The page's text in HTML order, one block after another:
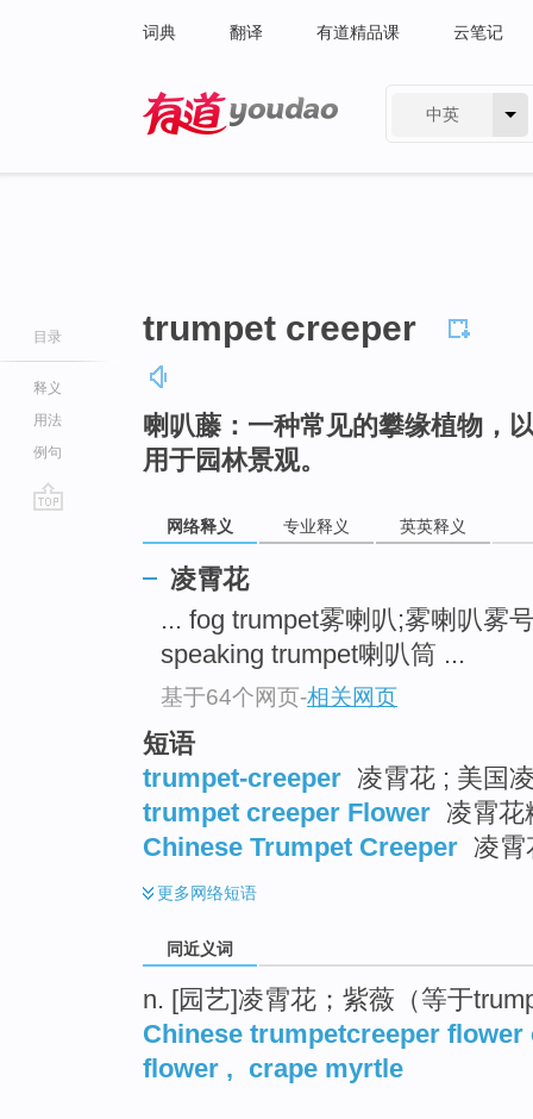
词典 翻译 有道精品课 云笔记
中英
目录
释义
用法
例句
trumpet creeper
喇叭藤：一种常见的攀缘植物，
用于园林景观。
网络释义 专业释义 英英释义
凌霄花
... fog trumpet雾喇叭;雾喇叭雾
speaking trumpet喇叭筒 ...
基于64个网页-相关网页
短语
trumpet-creeper 凌霄花 ; 美国
trumpet creeper Flower 凌霄花
Chinese Trumpet Creeper 凌霄
更多网络短语
同近义词
n. [园艺]凌霄花；紫薇（等于
Chinese trumpetcreeper
flower , crape myrtle